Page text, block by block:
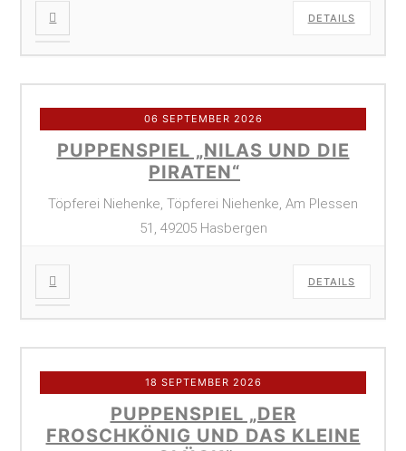
DETAILS
06 SEPTEMBER 2026
PUPPENSPIEL „NILAS UND DIE
PIRATEN“
Töpferei Niehenke, Töpferei Niehenke, Am Plessen
51, 49205 Hasbergen
DETAILS
18 SEPTEMBER 2026
PUPPENSPIEL „DER
FROSCHKÖNIG UND DAS KLEINE